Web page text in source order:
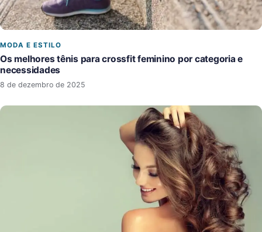
MODA E ESTILO
Os melhores tênis para crossfit feminino por categoria e
necessidades
8 de dezembro de 2025